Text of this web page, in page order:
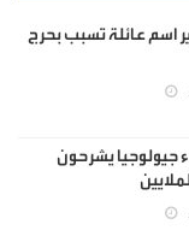
اسم عائلة تسبب بحرج
جيولوجيا يشرحون